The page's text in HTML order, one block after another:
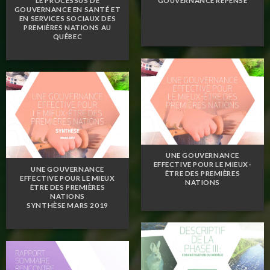
GOUVERNANCE EN SANTÉ ET
EN SERVICES SOCIAUX DES
PREMIÈRES NATIONS AU
QUÉBEC
UNE GOUVERNANCE
EFFECTIVE POUR LE MIEUX-
ÊTRE DES PREMIÈRES
NATIONS
UNE GOUVERNANCE
EFFECTIVE POUR LE MIEUX
ÊTRE DES PREMIÈRES
NATIONS
SYNTHÈSE MARS 2019